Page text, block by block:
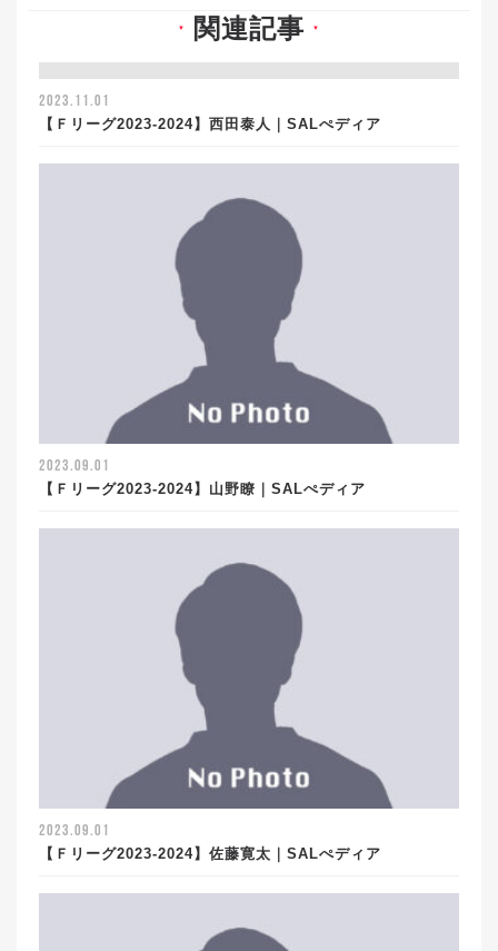
▼ 関連記事 ▼
2023.11.01
【Ｆリーグ2023-2024】西田泰人｜SALぺディア
2023.09.01
【Ｆリーグ2023-2024】山野瞭｜SALぺディア
2023.09.01
【Ｆリーグ2023-2024】佐藤寛太｜SALぺディア